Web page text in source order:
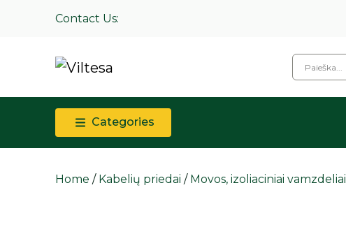
Contact Us:
Categories
Home / Kabelių priedai / Movos, izoliaciniai vamzdeliai